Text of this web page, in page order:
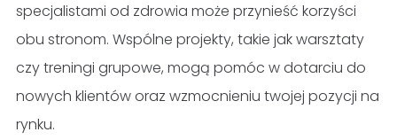
specjalistami od zdrowia może przynieść korzyści
obu stronom. Wspólne projekty, takie jak warsztaty
czy treningi grupowe, mogą pomóc w dotarciu do
nowych klientów oraz wzmocnieniu twojej pozycji na
rynku.